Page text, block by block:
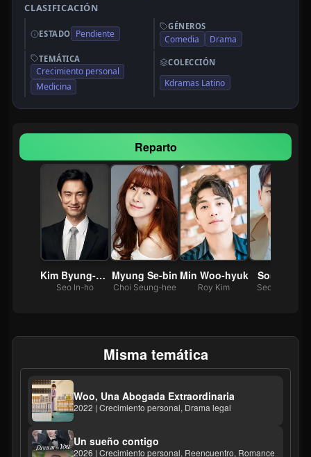
CLASIFICACIÓN
ESTADO Pendiente
GÉNEROS
Comedia Drama
TEMÁTICA
Crecimiento personal
Medicina
COLECCIÓN
Kdramas Latino
Reparto
Kim Byung-chul
Seo In-ho
Myung Se-bin
Choi Seung-hee
Min Woo-hyuk
Roy Kim
Song Ji-ho
Seo Jung-min
Misma temática
Woo, Una Abogada Extraordinaria
2022 | Crecimiento personal, Drama legal
Un sueño contigo
2026 | Crecimiento personal, Reencuentro, Romance